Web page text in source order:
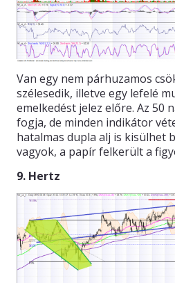
Van egy nem párhuzamos
szélesedik, illetve egy lefelé
emelkedést jelez előre. Az 50
fogja, de minden indikátor
hatalmas dupla alj is kisülhet
vagyok, a papír felkerült a
9. Hertz